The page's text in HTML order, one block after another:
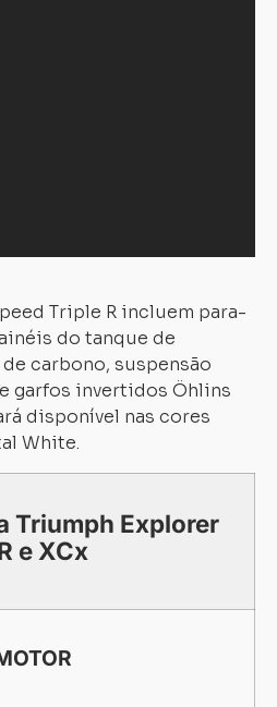
Triple R incluem para-
do tanque de
carbono, suspensão
garfos invertidos Öhlins
disponível nas cores
White.
Triumph Explorer
e XCx